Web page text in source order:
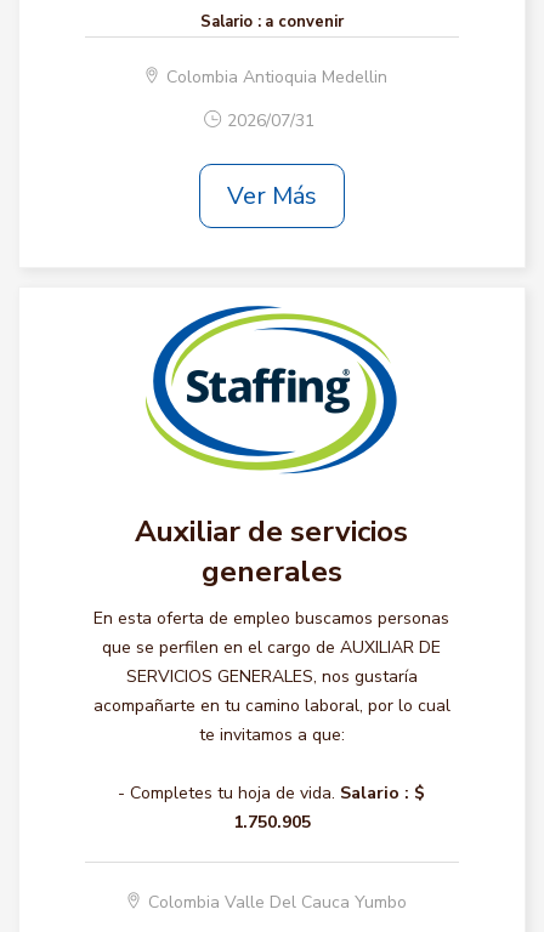
Salario : a convenir
Colombia Antioquia Medellin
2026/07/31
Ver Más
Auxiliar de servicios
generales
En esta oferta de empleo buscamos personas
que se perfilen en el cargo de AUXILIAR DE
SERVICIOS GENERALES, nos gustaría
acompañarte en tu camino laboral, por lo cual
te invitamos a que:
- Completes tu hoja de vida. Salario : $
1.750.905
Colombia Valle Del Cauca Yumbo